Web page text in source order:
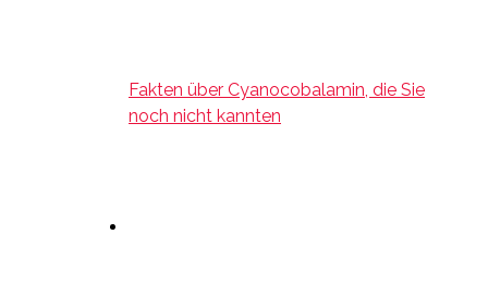
Fakten über Cyanocobalamin, die Sie
noch nicht kannten